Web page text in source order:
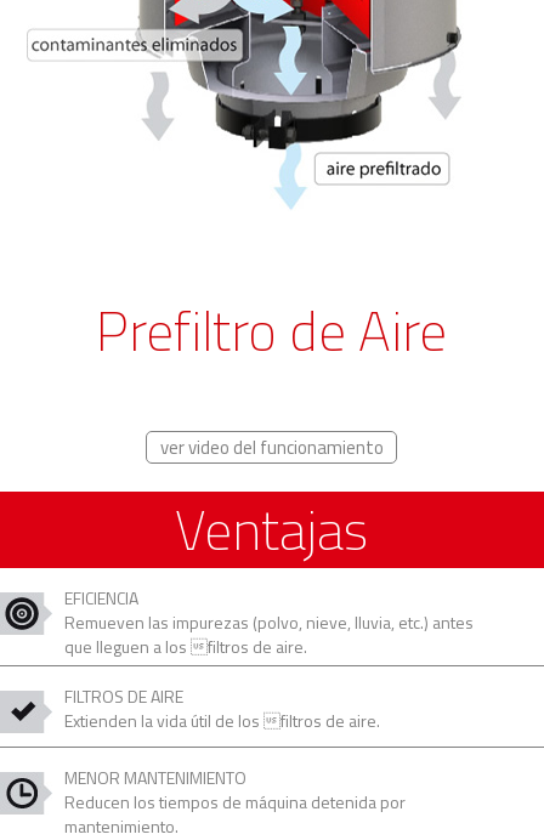
Prefiltro de Aire
ver video del funcionamiento
Ventajas
EFICIENCIA
Remueven las impurezas (polvo, nieve, lluvia, etc.) antes
que lleguen a los filtros de aire.
FILTROS DE AIRE
Extienden la vida útil de los filtros de aire.
MENOR MANTENIMIENTO
Reducen los tiempos de máquina detenida por
mantenimiento.